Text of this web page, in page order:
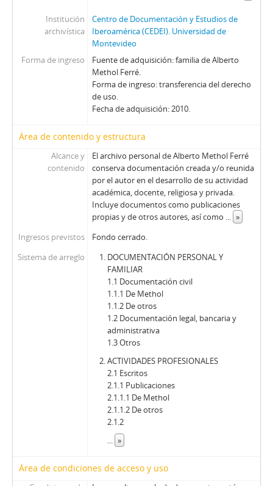
Institución
archivística
Centro de Documentación y Estudios de
Iberoamérica (CEDEI). Universidad de
Montevideo
Forma de ingreso
Fuente de adquisición: familia de Alberto
Methol Ferré.
Forma de ingreso: transferencia del derecho
de uso.
Fecha de adquisición: 2010.
Área de contenido y estructura
Alcance y
contenido
El archivo personal de Alberto Methol Ferré
conserva documentación creada y/o reunida
por el autor en el desarrollo de su actividad
académica, docente, religiosa y privada.
Incluye documentos como publicaciones
propias y de otros autores, así como ... »
Ingresos previstos
Fondo cerrado.
Sistema de arreglo
DOCUMENTACIÓN PERSONAL Y
FAMILIAR
1.1 Documentación civil
1.1.1 De Methol
1.1.2 De otros
1.2 Documentación legal, bancaria y
administrativa
1.3 Otros
ACTIVIDADES PROFESIONALES
2.1 Escritos
2.1.1 Publicaciones
2.1.1.1 De Methol
2.1.1.2 De otros
2.1.2
... »
Área de condiciones de acceso y uso